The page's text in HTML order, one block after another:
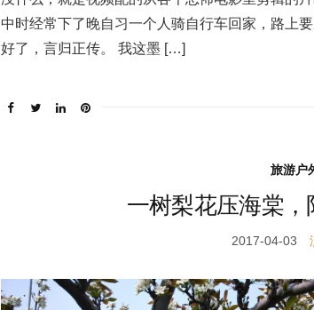
中时经常下了晚自习一个人骑自行车回家，路上
好了，言归正传。 我这墨 […]
旅游户
一树梨花压海棠
2017-04-03